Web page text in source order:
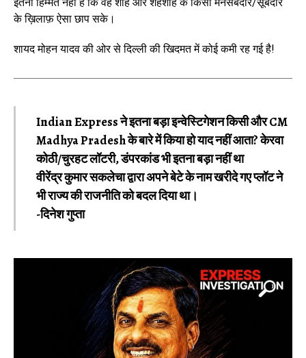
के ख़िलाफ़ ऐसा छाप सके।
शायद मोहन यादव की ओर से दिल्ली की खिदमत में कोई कमी रह गई है!
Indian Express ने इतना बड़ा इन्वेस्टिगेशन किसी और‌ CM
Madhya Pradesh के बारे में किया हो याद नहीं आता? केरवा
कोठी/चुरहट लॉटरी, डंपरकांड भी इतना बड़ा नहीं था
वीरेंद्र कुमार सकलेचा द्वारा अपने बेटे के नाम खरीदे गए प्लॉट ने
भी राज्य की राजनीति को बदल‌ दिया था।
-दिनेश गुप्ता